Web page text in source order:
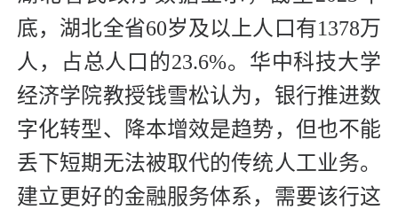
底，湖北全省60岁及以上人口有1378万
人，占总人口的23.6%。华中科技大学
经济学院教授钱雪松认为，银行推进数
字化转型、降本增效是趋势，但也不能
丢下短期无法被取代的传统人工业务。
建立更好的金融服务体系，需要该行这